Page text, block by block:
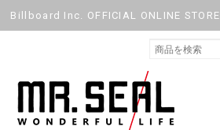
Billboard Inc. OFFICIAL ONLINE STORE